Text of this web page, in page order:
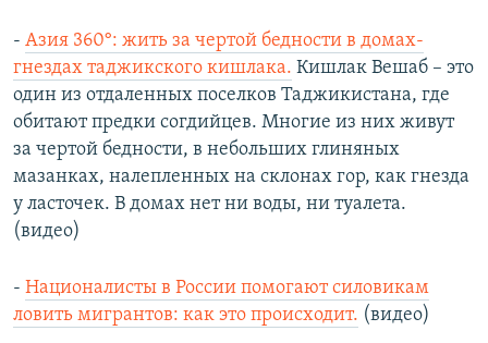
- Азия 360°: жить за чертой бедности в домах-
гнездах таджикского кишлака. Кишлак Вешаб – это
один из отдаленных поселков Таджикистана, где
обитают предки согдийцев. Многие из них живут
за чертой бедности, в небольших глиняных
мазанках, налепленных на склонах гор, как гнезда
у ласточек. В домах нет ни воды, ни туалета.
(видео)
- Националисты в России помогают силовикам
ловить мигрантов: как это происходит. (видео)